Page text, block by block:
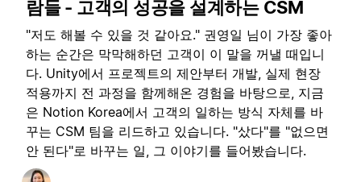
람들 - 고객의 성공을 설계하는 CSM
"저도 해볼 수 있을 것 같아요." 권영일 님이 가장 좋아
하는 순간은 막막해하던 고객이 이 말을 꺼낼 때입니
다. Unity에서 프로젝트의 제안부터 개발, 실제 현장
적용까지 전 과정을 함께해온 경험을 바탕으로, 지금
은 Notion Korea에서 고객의 일하는 방식 자체를 바
꾸는 CSM 팀을 리드하고 있습니다. "샀다"를 "없으면
안 된다"로 바꾸는 일, 그 이야기를 들어봤습니다.